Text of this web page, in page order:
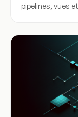
pipelines, vues